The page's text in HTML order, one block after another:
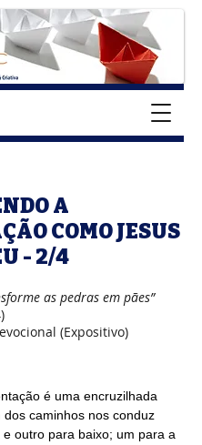
A
COMO JESUS
- 2/4
as pedras em pães”
(Expositivo)
é uma encruzilhada
dos caminhos nos conduz
e outro para baixo; um para a